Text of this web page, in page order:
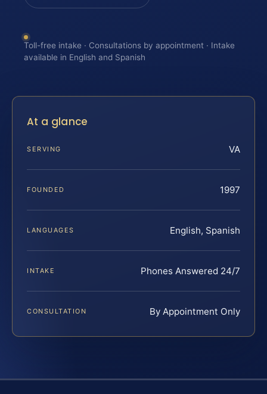
Toll-free intake · Consultations by appointment · Intake
available in English and Spanish
At a glance
SERVING VA
FOUNDED 1997
LANGUAGES English, Spanish
INTAKE Phones Answered 24/7
CONSULTATION By Appointment Only